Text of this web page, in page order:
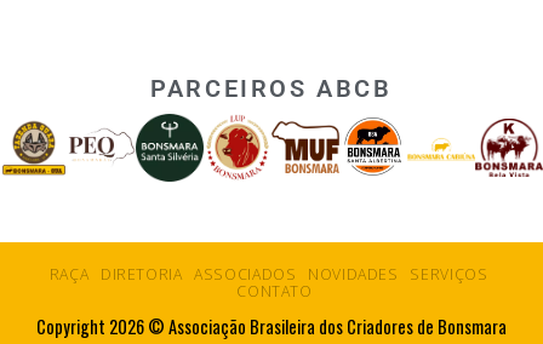
PARCEIROS ABCB
RAÇA DIRETORIA ASSOCIADOS NOVIDADES
SERVIÇOS
CONTATO
Copyright 2026 © Associação Brasileira dos Criadores de Bonsmara